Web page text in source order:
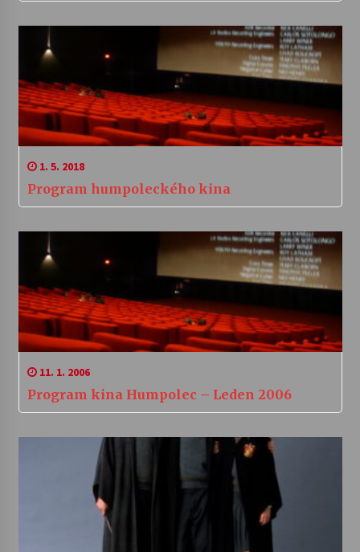
1. 5. 2018
Program humpoleckého kina
11. 1. 2006
Program kina Humpolec – Leden 2006